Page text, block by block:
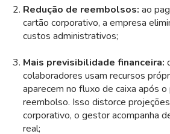
Redução de reembolsos: ao
cartão corporativo, a empresa
custos administrativos;
Mais previsibilidade financeira:
colaboradores usam recursos
aparecem no fluxo de caixa após
reembolso. Isso distorce
corporativo, o gestor acompanha
real;